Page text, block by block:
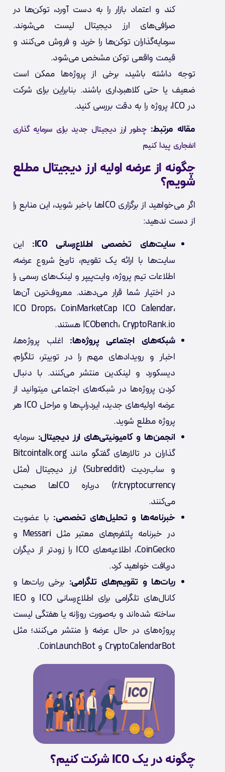
کند و اعتماد بازار را به دست آورد، توکن‌ها در
صرافی‌های ارز دیجیتال لیست می‌شوند.
سرمایه‌گذاران توکن‌ها را خرید و فروش می‌کنند و
قیمت واقعی توکن مشخص می‌شود.
توجه داشته باشید، برخی از پروژه‌ها ممکن است
ضعیف یا حتی کلاهبرداری باشند. بنابراین برای شرکت
در ICO، پروژه را به دقت بررسی کنید.
مقاله مرتبط: چطور ارز دیجیتال جدید برای سرمایه گذاری
انفجاری پیدا کنیم
چگونه از عرضه اولیه ارز دیجیتال مطلع
شویم؟
اگر می‌خواهید از برگزاری ICOها باخبر شوید، این منابع را
از دست ندهید:
سایت‌های تخصصی اطلاع‌رسانی ICO:
این
سایت‌ها با ارائه یک تقویم، تاریخ شروع عرضه،
اطلاعات تیم پروژه، وایت‌پیپر و لینک‌های رسمی را
در اختیار شما قرار می‌دهند. معروف‌ترین آن‌ها
ICO Drops، CoinMarketCap ICO Calendar،
ICObench، CryptoRank.io هستند.
شبکه‌های اجتماعی پروژه‌ها: اغلب پروژه‌ها،
اخبار و رویدادهای مهم را در توییتر، تلگرام،
دیسکورد و لینکدین منتشر می‌کنند. با دنبال
کردن پروژه‌ها در شبکه‌های اجتماعی میتوانید از
عرضه‌ اولیه‌‌های جدید، ایردراپ‌ها و مراحل ICO هر
پروژه مطلع شوید.
انجمن‌ها و کامیونیتی‌های ارز دیجیتال: سرمایه
گذاران در
تالارهای گفتگو مانند Bitcointalk.org
و ساب‌ردیت (Subreddit) ارز دیجیتال (مثل
r/cryptocurrency) درباره ICOها صحبت
می‌کنند.
خبرنامه‌ها و تحلیل‌های تخصصی: با عضویت
در خبرنامه پلتفرم‌های معتبر مثل Messari و
CoinGecko، اطلاعیه‌های ICO را زودتر از دیگران
دریافت خواهید کرد.
ربات‌ها و تقویم‌های تلگرامی: برخی ربات‌ها و
کانال‌های تلگرامی برای اطلاع‌رسانی ICO و IEO
ساخته شده‌اند و به‌صورت روزانه یا هفتگی لیست
پروژه‌های در حال عرضه را منتشر می‌کنند؛ مثل
CryptoCalendarBot و CoinLaunchBot.
چگونه در یک ICO شرکت کنیم؟